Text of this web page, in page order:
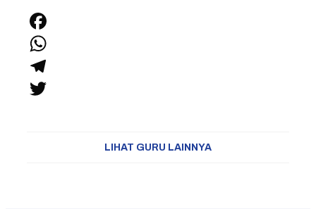
Facebook
WhatsApp
Telegram
LIHAT GURU LAINNYA